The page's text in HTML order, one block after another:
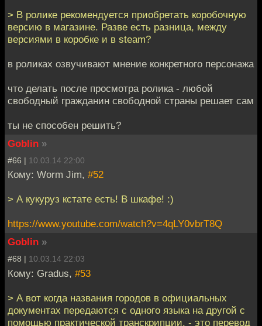
> В ролике рекомендуется приобретать коробочную
версию в магазине. Разве есть разница, между
версиями в коробке и в steam?
в роликах озвучивают мнение конкретного персонажа
что делать после просмотра ролика - любой
свободный гражданин свободной страны решает сам
ты не способен решить?
Goblin »
#66 | 10.03.14 22:00
Кому: Worm Jim, #52
> А кукуруз кстате есть! В шкафе! :)
https://www.youtube.com/watch?v=4qLY0vbrT8Q
Goblin »
#68 | 10.03.14 22:03
Кому: Gradus, #53
> А вот когда названия городов в официальных
документах передаются с одного языка на другой с
помощью практической транскрипции, - это перевод